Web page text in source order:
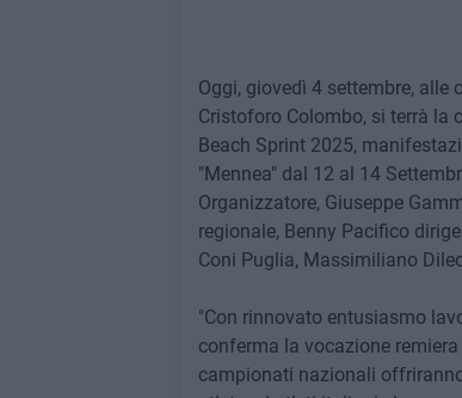
Oggi, giovedì 4 settembre, alle
Cristoforo Colombo, si terrà la
Beach Sprint 2025,
"Mennea" dal 12 al 14
Organizzatore, Giuseppe
regionale, Benny Pacifico
Coni Puglia, Massimiliano
"Con rinnovato entusiasmo
conferma la vocazione
campionati nazionali